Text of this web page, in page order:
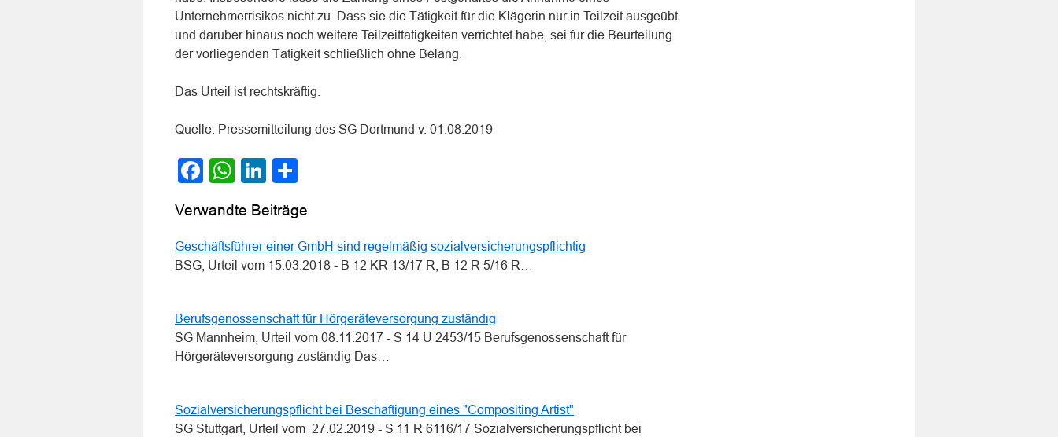
Unternehmerrisikos nicht zu. Dass sie die Tätigkeit für die Klägerin nur in Teilzeit ausgeübt
und darüber hinaus noch weitere Teilzeittätigkeiten verrichtet habe, sei für die Beurteilung
der vorliegenden Tätigkeit schließlich ohne Belang.
Das Urteil ist rechtskräftig.
Quelle: Pressemitteilung des SG Dortmund v. 01.08.2019
Facebook
WhatsApp
LinkedIn
Verwandte Beiträge
Geschäftsführer einer GmbH sind regelmäßig sozialversicherungspflichtig
BSG, Urteil vom 15.03.2018 - B 12 KR 13/17 R, B 12 R 5/16 R…
Berufsgenossenschaft für Hörgeräteversorgung zuständig
SG Mannheim, Urteil vom 08.11.2017 - S 14 U 2453/15 Berufsgenossenschaft für
Hörgeräteversorgung zuständig Das…
Sozialversicherungspflicht bei Beschäftigung eines "Compositing Artist"
SG Stuttgart, Urteil vom 27.02.2019 - S 11 R 6116/17 Sozialversicherungspflicht bei